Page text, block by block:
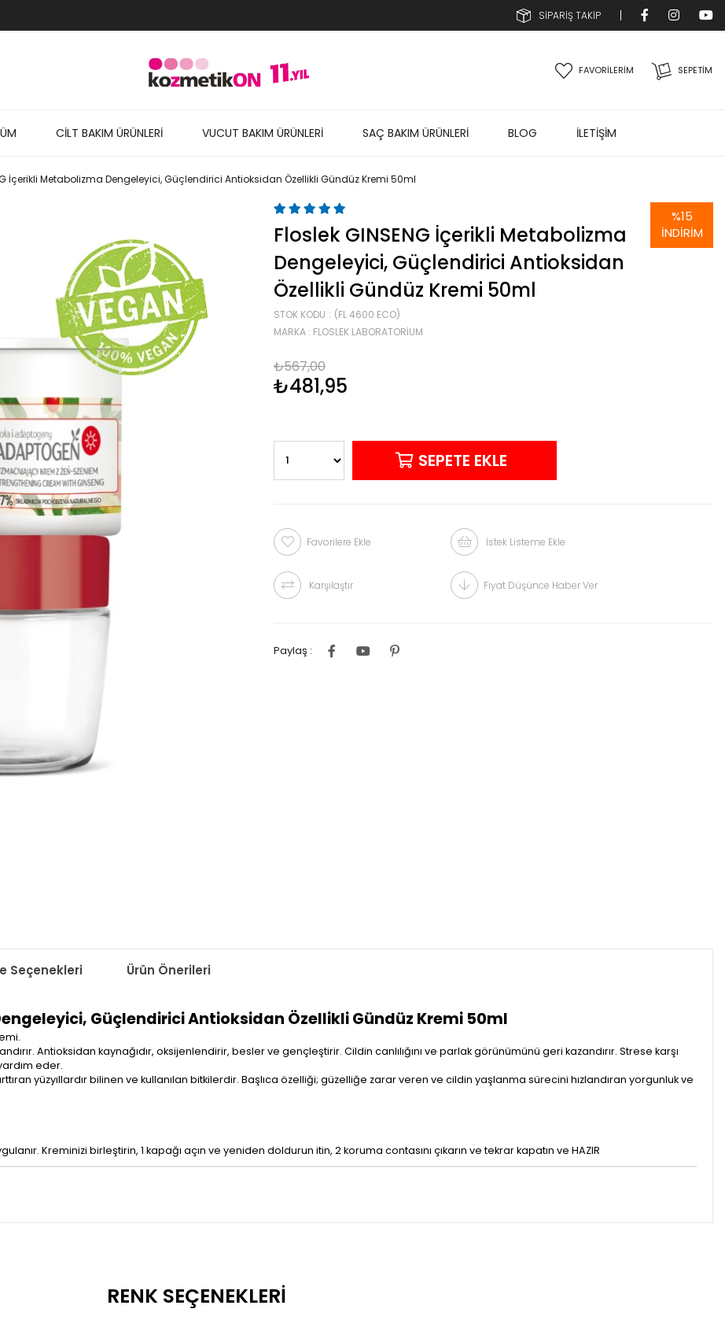
SİPARİŞ TAKİP
SEPETIM
FAVORİLERİM
CİLT BAKIM ÜRÜNLERİ VUCUT BAKIM ÜRÜNLERİ SAÇ BAKIM ÜRÜNLERİ BLOG İLETİŞİM
İçerikli Metabolizma Dengeleyici, Güçlendirici Antioksidan Özellikli Gündüz Kremi 50ml
Floslek GINSENG İçerikli Metabolizma
Dengeleyici, Güçlendirici Antioksidan
Özellikli Gündüz Kremi 50ml
STOK KODU
(FL 4600 ECO)
MARKA : FLOSLEK LABORATORIUM
₺567,00
₺481,95
%15
İNDIRIM
Favorilere Ekle İstek Listeme Ekle
Karşılaştır Fiyat Düşünce Haber Ver
Paylaş :
Seçenekleri Ürün Önerileri
Güçlendirici Antioksidan Özellikli Gündüz Kremi 50ml
Antioksidan kaynağıdır, oksijenlendirir, besler ve gençleştirir. Cildin canlılığını ve parlak görünümünü geri kazandırır. Strese karşı
eder.
yüzyıllardır bilinen ve kullanılan bitkilerdir. Başlıca özelliği; güzelliğe zarar veren ve cildin yaşlanma sürecini hızlandıran yorgunluk ve
Kreminizi birleştirin, 1 kapağı açın ve yeniden doldurun itin, 2 koruma contasını çıkarın ve tekrar kapatın ve HAZIR
RENK SEÇENEKLERI